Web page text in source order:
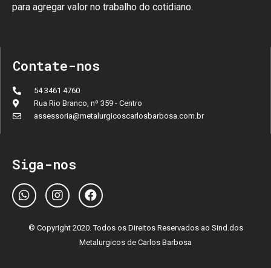
para agregar valor no trabalho do cotidiano.
Contate-nos
54 3461 4760
Rua Rio Branco, nº 359 - Centro
assessoria@metalurgicoscarlosbarbosa.com.br
Siga-nos
© Copyright 2020. Todos os Direitos Reservados ao Sind.dos
Metalurgicos de Carlos Barbosa